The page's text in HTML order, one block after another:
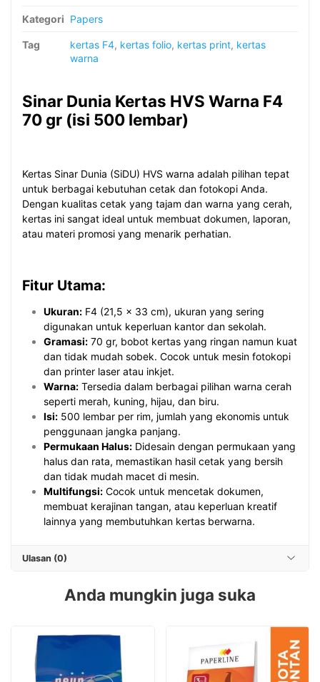
Kategori Papers
Tag kertas F4, kertas folio, kertas print, kertas
warna
Sinar Dunia Kertas HVS Warna F4
70 gr (isi 500 lembar)
Kertas Sinar Dunia (SiDU) HVS warna adalah pilihan tepat
untuk berbagai kebutuhan cetak dan fotokopi Anda.
Dengan kualitas cetak yang tajam dan warna yang cerah,
kertas ini sangat ideal untuk membuat dokumen, laporan,
atau materi promosi yang menarik perhatian.
Fitur Utama:
Ukuran: F4 (21,5 x 33 cm), ukuran yang sering
digunakan untuk keperluan kantor dan sekolah.
Gramasi: 70 gr, bobot kertas yang ringan namun kuat
dan tidak mudah sobek. Cocok untuk mesin fotokopi
dan printer laser atau inkjet.
Warna: Tersedia dalam berbagai pilihan warna cerah
seperti merah, kuning, hijau, dan biru.
Isi: 500 lembar per rim, jumlah yang ekonomis untuk
penggunaan jangka panjang.
Permukaan Halus: Didesain dengan permukaan yang
halus dan rata, memastikan hasil cetak yang bersih
dan tidak mudah macet di mesin.
Multifungsi: Cocok untuk mencetak dokumen,
membuat kerajinan tangan, atau keperluan kreatif
lainnya yang membutuhkan kertas berwarna.
Ulasan (0)
Anda mungkin juga suka